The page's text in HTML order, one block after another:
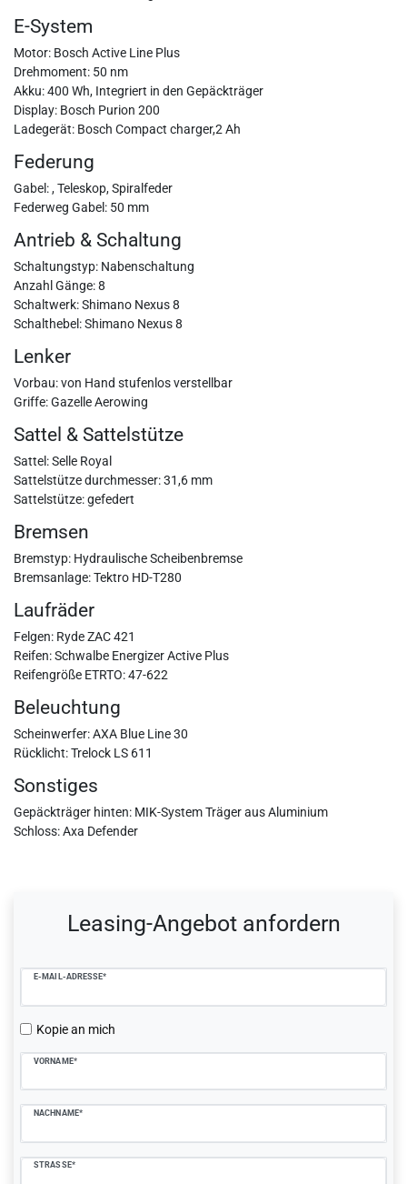
E-System
Motor: Bosch Active Line Plus
Drehmoment: 50 nm
Akku: 400 Wh, Integriert in den Gepäckträger
Display: Bosch Purion 200
Ladegerät: Bosch Compact charger,2 Ah
Federung
Gabel: , Teleskop, Spiralfeder
Federweg Gabel: 50 mm
Antrieb & Schaltung
Schaltungstyp: Nabenschaltung
Anzahl Gänge: 8
Schaltwerk: Shimano Nexus 8
Schalthebel: Shimano Nexus 8
Lenker
Vorbau: von Hand stufenlos verstellbar
Griffe: Gazelle Aerowing
Sattel & Sattelstütze
Sattel: Selle Royal
Sattelstütze durchmesser: 31,6 mm
Sattelstütze: gefedert
Bremsen
Bremstyp: Hydraulische Scheibenbremse
Bremsanlage: Tektro HD-T280
Laufräder
Felgen: Ryde ZAC 421
Reifen: Schwalbe Energizer Active Plus
Reifengröße ETRTO: 47-622
Beleuchtung
Scheinwerfer: AXA Blue Line 30
Rücklicht: Trelock LS 611
Sonstiges
Gepäckträger hinten: MIK-System Träger aus Aluminium
Schloss: Axa Defender
Leasing-Angebot anfordern
E-MAIL-ADRESSE*
Kopie an mich
VORNAME*
NACHNAME*
STRASSE*